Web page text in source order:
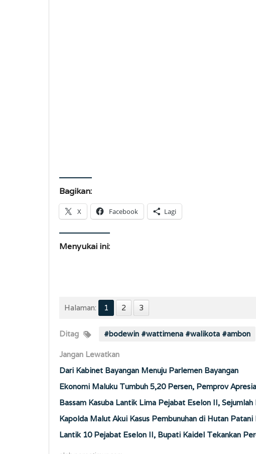
Bagikan:
X Facebook Lagi
Menyukai ini:
Halaman: 1 2 3
Ditag #bodewin #wattimena #walikota #ambon
Jangan Lewatkan
Dari Kabinet Bayangan Menuju Parlemen Bayangan
Ekonomi Maluku Tumbuh 5,20 Persen, Pemprov
Bassam Kasuba Lantik Lima Pejabat Eselon II,
Kapolda Malut Akui Kasus Pembunuhan di Hutan
Lantik 10 Pejabat Eselon II, Bupati Kaidel Tekankan